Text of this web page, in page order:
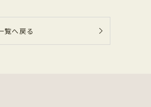
覧へ戻る